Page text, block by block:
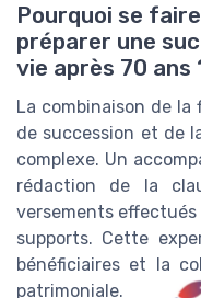
Pourquoi se
préparer une
vie après 70 ans
La combinaison de
de succession et de
complexe. Un
rédaction de la
versements
supports. Cette
bénéficiaires et la
patrimoniale.